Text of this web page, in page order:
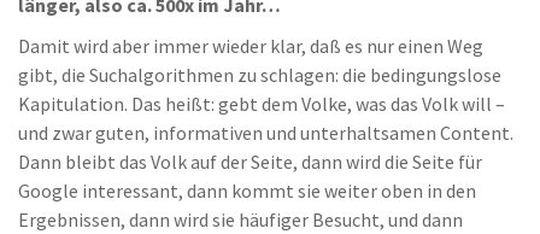
länger, also ca. 500x im Jahr…
Damit wird aber immer wieder klar, daß es nur einen Weg
gibt, die Suchalgorithmen zu schlagen: die bedingungslose
Kapitulation. Das heißt: gebt dem Volke, was das Volk will –
und zwar guten, informativen und unterhaltsamen Content.
Dann bleibt das Volk auf der Seite, dann wird die Seite für
Google interessant, dann kommt sie weiter oben in den
Ergebnissen, dann wird sie häufiger Besucht, und dann